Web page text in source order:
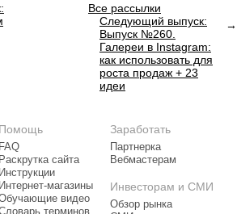
Все рассылки
Следующий выпуск:
Выпуск №260.
Галереи в Instagram:
как использовать для
роста продаж + 23
идеи
Помощь
FAQ
Раскрутка сайта
Инструкции
Интернет-магазины
видео
терминов
Заработать
Партнерка
Вебмастерам
Инвесторам и СМИ
Обзор рынка